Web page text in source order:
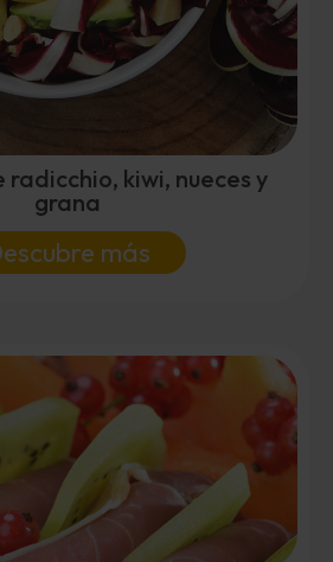
radicchio, kiwi, nueces y
grana
más